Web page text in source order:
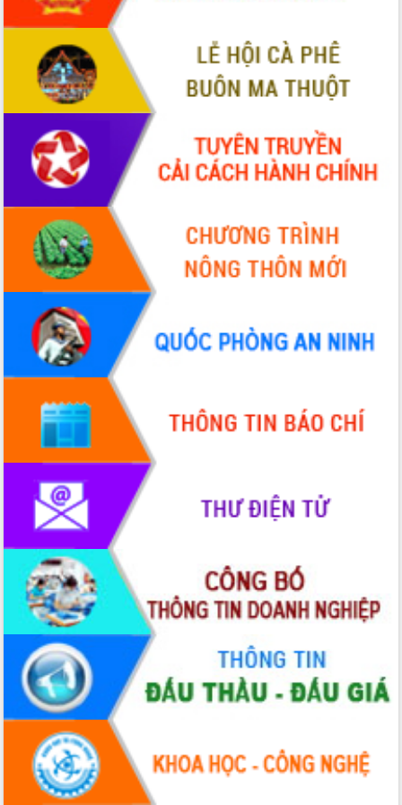
tiến đầu tư tỉnh
Ngành cá ngừ Đắk Lắk chủ động thích
ứng để giữ vững thị trường xuất khẩu
Diễn đàn Kinh tế tư nhân Việt Nam đột
phá cơ chế - Hợp tác công tư
Đề án 06 tạo bước ngoặt đột phá trong
cải cách hành chính tỉnh Đắk Lắk
Kết nối tour, đẩy mạnh chuyển đổi số
để phát triển du lịch Đắk Lắk
Khởi động Dự án Đầu tư xây dựng hạ
tầng kỹ thuật Cụm công nghiệp Tân
Gặp mặt các cơ quan báo chí nhân Kỷ
niệm 101 năm Ngày Báo chí Cách
mạng Việt Nam
Đắk Lắk sơ kết 4 năm triển khai thực
hiện Đề án 06 của Chính phủ
Họp báo thông tin về Hội nghị Công bố
Quy hoạch và Xúc tiến đầu tư tỉnh Đắk
Lắk
Khơi thông điểm nghẽn, đẩy nhanh
giải ngân vốn khắc phục thiên tai
HĐND tỉnh thông qua điều chỉnh Quy
hoạch tỉnh thời kỳ 2021-2030
Hội thảo góp ý hồ sơ điều chỉnh quy
hoạch tỉnh Đắk Lắk thời kỳ 2021-2030,
tầm nhìn đến năm 2050
Nâng cao hiệu quả hoạt động của các
doanh nghiệp nhà nước
Hội nghị triển khai kết nối mạng
truyền số liệu chuyên dùng phục vụ cơ
quan Đảng, Nhà nước
Lễ phát động chuỗi hoạt động chung
tay làm sạch môi trường
Xã Ea Kar bước chuyển mình trong
công tác cải cách hành chính mô hình
mới
UBND tỉnh họp báo định kỳ tháng 4
năm 2026
Hội thảo khoa học “Giải pháp thúc đẩy
phát triển nền kinh tế xanh tại tỉnh